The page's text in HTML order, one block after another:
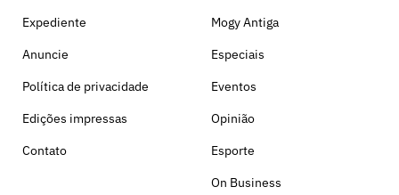
Expediente
Anuncie
Política de privacidade
Edições impressas
Contato
Mogy Antiga
Especiais
Eventos
Opinião
Esporte
On Business